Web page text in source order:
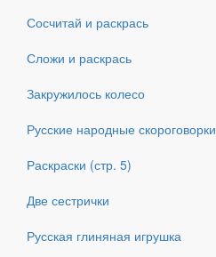
Сосчитай и раскрась
Сложи и раскрась
Закружилось колесо
Русские народные скороговорки
Раскраски (стр. 5)
Две сестрички
Русская глиняная игрушка